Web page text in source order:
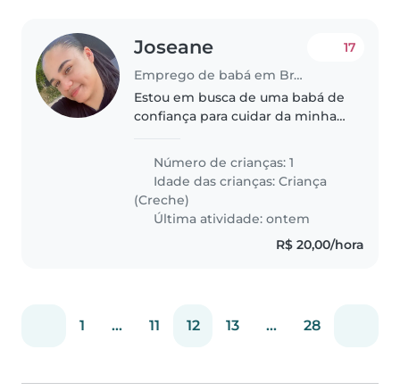
Joseane
Emprego de babá em Brasília
17
Estou em busca de uma babá de
confiança para cuidar da minha
paciência e responsabilidade.
Procuro alguém que realmente
goste de crianças, seja atenciosa
e..
Número de crianças: 1
Idade das crianças:Criança
(Creche)
Última atividade: ontem
R$ 20,00/hora
1 ... 11 12 13 ... 28